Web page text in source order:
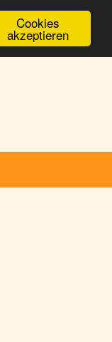
Cookies
akzeptieren